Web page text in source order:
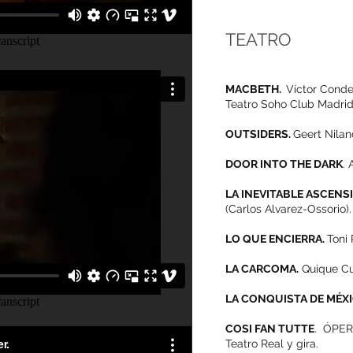
TEATRO
MACBETH. Víctor
Teatro Soho Club
OUTSIDERS.Geert
DOOR INTO THE DARK.
LA INEVITABLE
(Carlos Alvarez-Ossorio).
LO QUE ENCIERRA.Toni
LA CARCOMA. Quique
LA CONQUISTA DE
COSI FAN TUTTE.
Teatro Real y gira.